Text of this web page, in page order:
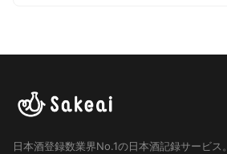
日本酒登録数業界No.1の日本酒記録サービス。